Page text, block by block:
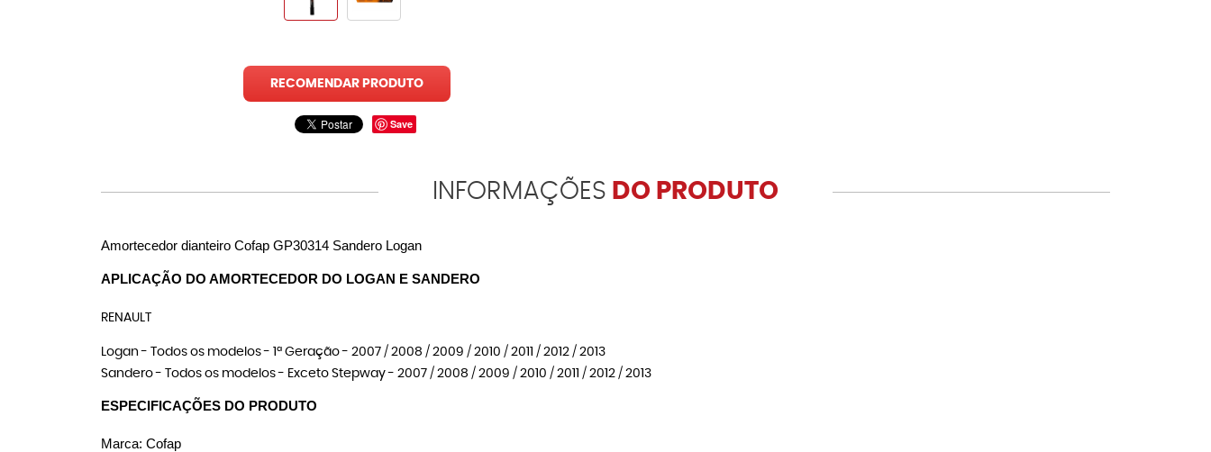
RECOMENDAR PRODUTO
Save
INFORMAÇÕES DO PRODUTO
Amortecedor dianteiro Cofap GP30314 Sandero Logan
APLICAÇÃO DO AMORTECEDOR DO LOGAN E SANDERO
RENAULT
Logan - Todos os modelos - 1ª Geração - 2007 / 2008 / 2009 / 2010 / 2011 / 2012 / 2013
Sandero - Todos os modelos - Exceto Stepway - 2007 / 2008 / 2009 / 2010 / 2011 / 2012 / 2013
ESPECIFICAÇÕES DO PRODUTO
Marca: Cofap